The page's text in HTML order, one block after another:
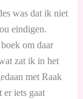
was dat ik niet
eindigen.
om daar
zat ik in het
met Raak
iets gaat